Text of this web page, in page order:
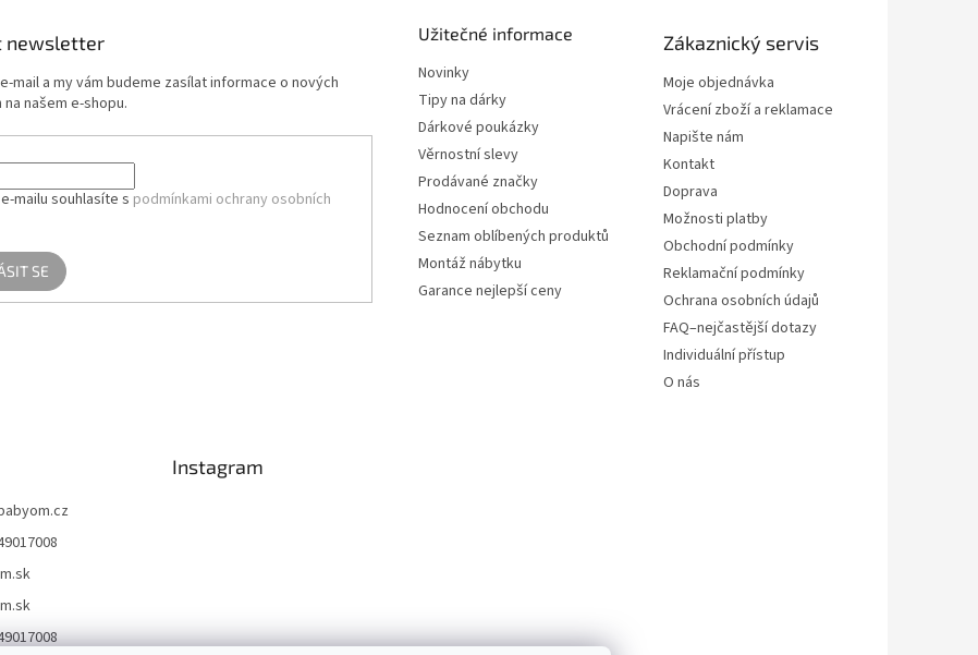
newsletter
mail a my vám budeme zasílat informace o nových
našem e-shopu.
mailu souhlasíte s podmínkami ochrany osobních
SE
Užitečné informace
Novinky
Tipy na dárky
Dárkové poukázky
Věrnostní slevy
Prodávané značky
Hodnocení obchodu
Seznam oblíbených produktů
Montáž nábytku
Garance nejlepší ceny
Zákaznický servis
Moje objednávka
Vrácení zboží a reklamace
Napište nám
Kontakt
Doprava
Možnosti platby
Obchodní podmínky
Reklamační podmínky
Ochrana osobních údajů
FAQ–nejčastější dotazy
Individuální přístup
O nás
Instagram